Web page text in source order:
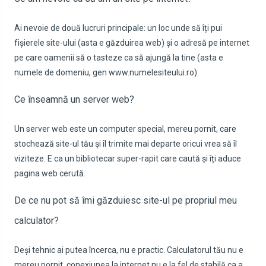
Ai nevoie de două lucruri principale: un loc unde să îți pui
fișierele site-ului (asta e găzduirea web) și o adresă pe internet
pe care oamenii să o tasteze ca să ajungă la tine (asta e
numele de domeniu, gen www.numelesiteului.ro).
Ce înseamnă un server web?
Un server web este un computer special, mereu pornit, care
stochează site-ul tău și îl trimite mai departe oricui vrea să îl
viziteze. E ca un bibliotecar super-rapit care caută și îți aduce
pagina web cerută.
De ce nu pot să îmi găzduiesc site-ul pe propriul meu
calculator?
Deși tehnic ai putea încerca, nu e practic. Calculatorul tău nu e